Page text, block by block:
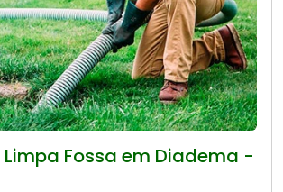
Fossa em Diadema -